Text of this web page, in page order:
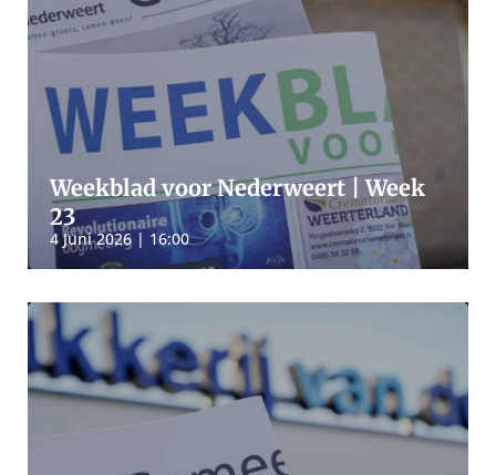
Weekblad voor Nederweert | Week
23
4 Juni 2026 | 16:00